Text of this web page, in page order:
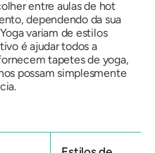
entre aulas de hot
dependendo da sua
variam de estilos
é ajudar todos a
tapetes de yoga,
possam simplesmente